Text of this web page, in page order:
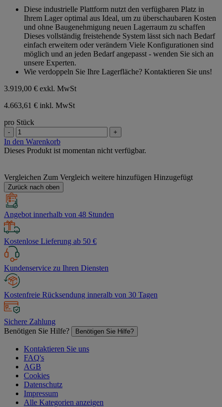
Sternen.
Diese industrielle Plattform nutzt den verfügbaren Platz in
Ihrem Lager optimal aus Ideal, um zu überschaubaren Kosten
und ohne Baugenehmigung neuen Lagerraum zu schaffen
Dieses vollständig freistehende System lässt sich nach Bedarf
einfach erweitern oder verändern Viele Konfigurationen sind
möglich und an jeden Bedarf angepasst - wenden Sie sich an
unsere Experten.
Wie verdoppeln Sie Ihre Lagerfläche? Kontaktieren Sie uns!
3.919,00 € exkl. MwSt
4.663,61 € inkl. MwSt
pro Stück
- +
In den Warenkorb
Dieses Produkt ist momentan nicht verfügbar.
Vergleichen Zum Vergleich weitere hinzufügen Hinzugefügt
Zurück nach oben
Angebot innerhalb von 48 Stunden
Kostenlose Lieferung ab 50 €
Kundenservice zu Ihren Diensten
Kostenfreie Rücksendung inneralb von 30 Tagen
Sichere Zahlung
Benötigen Sie Hilfe?
Benötigen Sie Hilfe?
Kontaktieren Sie uns
FAQ's
AGB
Cookies
Datenschutz
Impressum
Alle Kategorien anzeigen